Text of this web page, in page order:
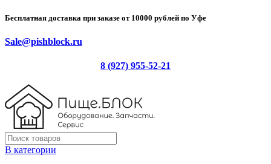
Бесплатная доставка при заказе от 10000 рублей по Уфе
Sale@pishblock.ru
8 (927) 955-52-21
В категории